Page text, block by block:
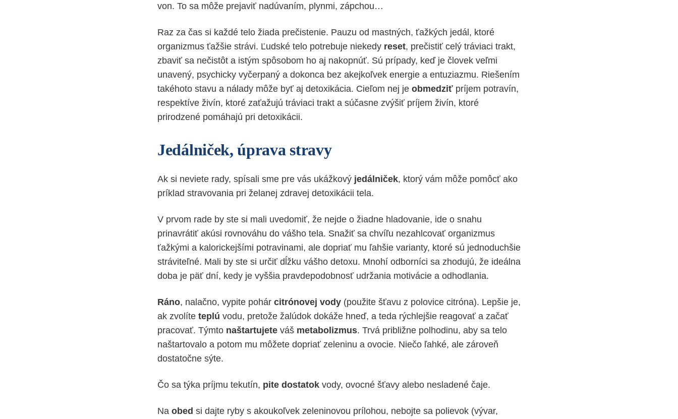
von. To sa môže prejaviť nadúvaním, plynmi, zápchou…
Raz za čas si každé telo žiada prečistenie. Pauzu od mastných, ťažkých jedál, ktoré
organizmus ťažšie strávi. Ľudské telo potrebuje niekedy reset, prečistiť celý tráviaci trakt,
zbaviť sa nečistôt a istým spôsobom ho aj nakopnúť. Sú prípady, keď je človek veľmi
unavený, psychicky vyčerpaný a dokonca bez akejkoľvek energie a entuziazmu. Riešením
takéhoto stavu a nálady môže byť aj detoxikácia. Cieľom nej je obmedziť príjem potravín,
respektíve živín, ktoré zaťažujú tráviaci trakt a súčasne zvýšiť príjem živín, ktoré
prirodzené pomáhajú pri detoxikácii.
Jedálniček, úprava stravy
Ak si neviete rady, spísali sme pre vás ukážkový jedálniček, ktorý vám môže pomôcť ako
príklad stravovania pri želanej zdravej detoxikácii tela.
V prvom rade by ste si mali uvedomiť, že nejde o žiadne hladovanie, ide o snahu
prinavrátiť akúsi rovnováhu do vášho tela. Snažiť sa chvíľu nezahlcovať organizmus
ťažkými a kalorickejšími potravinami, ale dopriať mu ľahšie varianty, ktoré sú jednoduchšie
stráviteľné. Mali by ste si určiť dĺžku vášho detoxu. Mnohí odborníci sa zhodujú, že ideálna
doba je päť dní, kedy je vyššia pravdepodobnosť udržania motivácie a odhodlania.
Ráno, nalačno, vypite pohár citrónovej vody (použite šťavu z polovice citróna). Lepšie je,
ak zvolíte teplú vodu, pretože žalúdok dokáže hneď, a teda rýchlejšie reagovať a začať
pracovať. Týmto naštartujete váš metabolizmus. Trvá približne polhodinu, aby sa telo
naštartovalo a potom mu môžete dopriať zeleninu a ovocie. Niečo ľahké, ale zároveň
dostatočne sýte.
Čo sa týka príjmu tekutín, pite dostatok vody, ovocné šťavy alebo nesladené čaje.
Na obed si dajte ryby s akoukoľvek zeleninovou prílohou, nebojte sa polievok (vývar,